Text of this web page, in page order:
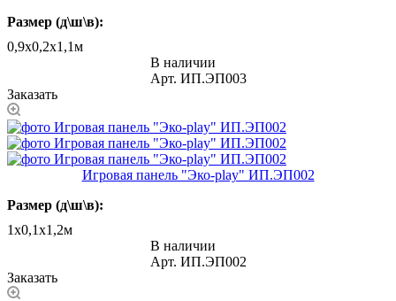
Размер (д\ш\в):
0,9х0,2х1,1м
В наличии
Арт. ИП.ЭП003
Заказать
Игровая панель "Эко-play" ИП.ЭП002
Размер (д\ш\в):
1х0,1х1,2м
В наличии
Арт. ИП.ЭП002
Заказать